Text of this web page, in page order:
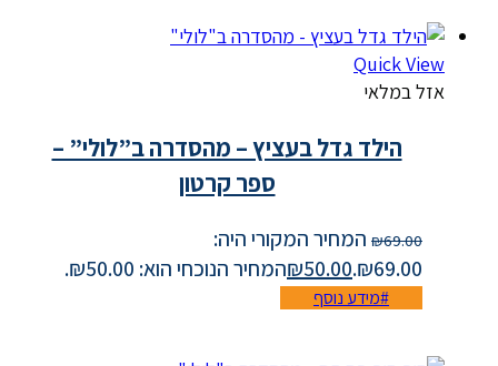
Quick View
אזל במלאי
הילד גדל בעציץ – מהסדרה ב”לולי” –
ספר קרטון
₪69.00
המחיר המקורי היה:
₪69.00.
₪50.00 המחיר הנוכחי הוא: ₪50.00.
מידע נוסף